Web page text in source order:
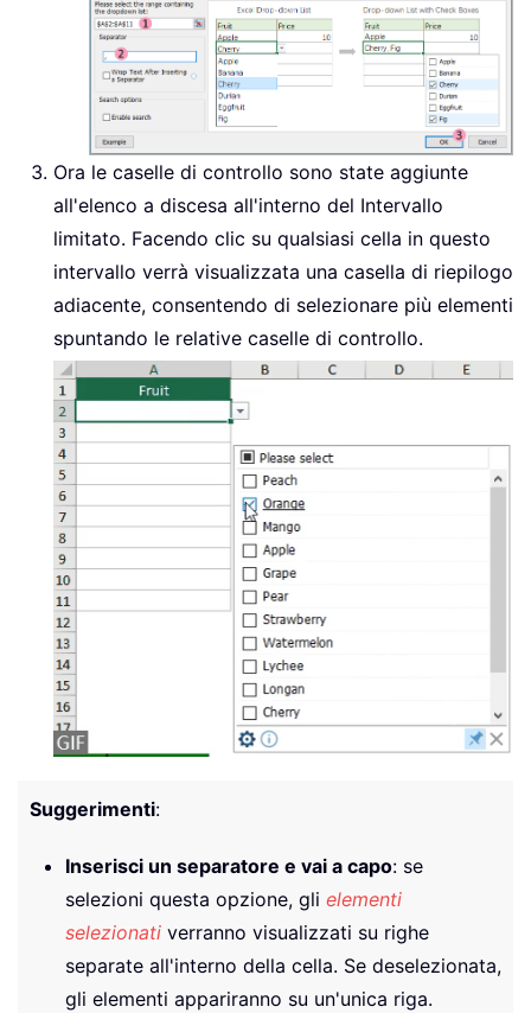
Ora le caselle di controllo sono state aggiunte
all'elenco a discesa all'interno del Intervallo
limitato. Facendo clic su qualsiasi cella in questo
intervallo verrà visualizzata una casella di riepilogo
adiacente, consentendo di selezionare più elementi
spuntando le relative caselle di controllo.
Suggerimenti:
Inserisci un separatore e vai a capo: se
selezioni questa opzione, gli elementi
selezionati verranno visualizzati su righe
separate all'interno della cella. Se deselezionata,
gli elementi appariranno su un'unica riga.